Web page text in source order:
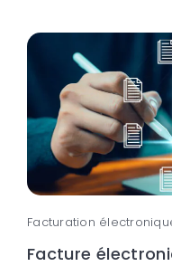
Facturation
Facture